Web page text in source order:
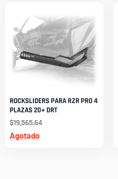
Agotado
ROCKSLIDERS PARA RZR PRO 4
PLAZAS 20+ DRT
$19,565.64